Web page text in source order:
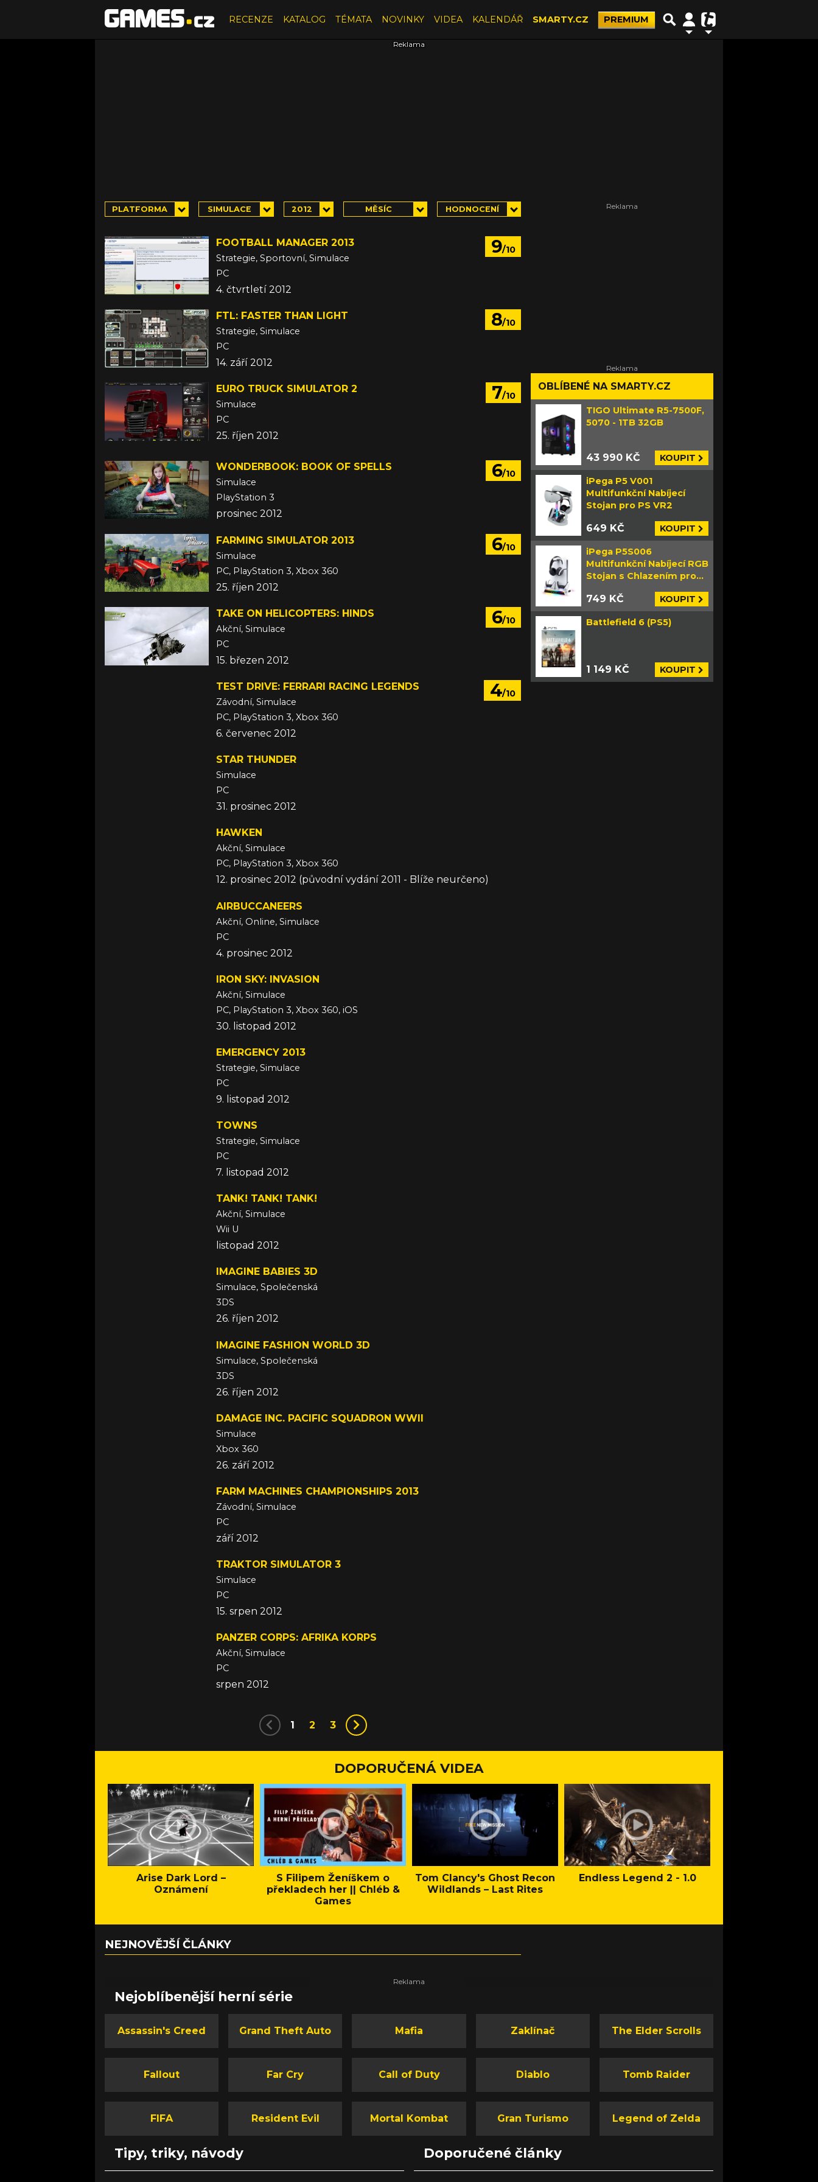
RECENZE KATALOG TÉMATA NOVINKY VIDEA KALENDÁŘ SMARTY.CZ PREMIUM
PLATFORMA SIMULACE 2012 MĚSÍC HODNOCENÍ
9/10
FOOTBALL MANAGER 2013
Strategie, Sportovní, Simulace
PC
4. čtvrtletí 2012
8/10
FTL: FASTER THAN LIGHT
Strategie, Simulace
PC
14. září 2012
7/10
EURO TRUCK SIMULATOR 2
Simulace
PC
25. říjen 2012
6/10
WONDERBOOK: BOOK OF SPELLS
Simulace
PlayStation 3
prosinec 2012
6/10
FARMING SIMULATOR 2013
Simulace
PC, PlayStation 3, Xbox 360
25. říjen 2012
6/10
TAKE ON HELICOPTERS: HINDS
Akční, Simulace
PC
15. březen 2012
4/10
TEST DRIVE: FERRARI RACING LEGENDS
Závodní, Simulace
PC, PlayStation 3, Xbox 360
6. červenec 2012
STAR THUNDER
Simulace
PC
31. prosinec 2012
HAWKEN
Akční, Simulace
PC, PlayStation 3, Xbox 360
12. prosinec 2012 (původní vydání 2011 - Blíže neurčeno)
AIRBUCCANEERS
Akční, Online, Simulace
PC
4. prosinec 2012
IRON SKY: INVASION
Akční, Simulace
PC, PlayStation 3, Xbox 360, iOS
30. listopad 2012
EMERGENCY 2013
Strategie, Simulace
PC
9. listopad 2012
TOWNS
Strategie, Simulace
PC
7. listopad 2012
TANK! TANK! TANK!
Akční, Simulace
Wii U
listopad 2012
IMAGINE BABIES 3D
Simulace, Společenská
3DS
26. říjen 2012
IMAGINE FASHION WORLD 3D
Simulace, Společenská
3DS
26. říjen 2012
DAMAGE INC. PACIFIC SQUADRON WWII
Simulace
Xbox 360
26. září 2012
FARM MACHINES CHAMPIONSHIPS 2013
Závodní, Simulace
PC
září 2012
TRAKTOR SIMULATOR 3
Simulace
PC
15. srpen 2012
PANZER CORPS: AFRIKA KORPS
Akční, Simulace
PC
srpen 2012
1 2 3
OBLÍBENÉ NA SMARTY.CZ
TIGO Ultimate R5-7500F,
5070 - 1TB 32GB
43 990 KČ KOUPIT
iPega P5 V001
Multifunkční Nabíjecí
Stojan pro PS VR2
649 KČ KOUPIT
iPega P5S006
Multifunkční Nabíjecí RGB
Stojan s Chlazením pro
749 KČ KOUPIT
Battlefield 6 (PS5)
1 149 KČ KOUPIT
DOPORUČENÁ VIDEA
Arise Dark Lord –
Oznámení
S Filipem Ženíškem o
překladech her || Chléb &
Games
Tom Clancy's Ghost Recon
Wildlands – Last Rites
Endless Legend 2 - 1.0
NEJNOVĚJŠÍ ČLÁNKY
Nejoblíbenější herní série
Assassin's Creed Grand Theft Auto Mafia Zaklínač The Elder Scrolls
Fallout Far Cry Call of Duty Diablo Tomb Raider
FIFA Resident Evil Mortal Kombat Gran Turismo Legend of Zelda
Tipy, triky, návody Doporučené články